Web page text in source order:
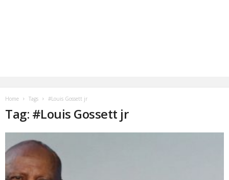
Home Tags #Louis Gossett jr
Tag: #Louis Gossett jr